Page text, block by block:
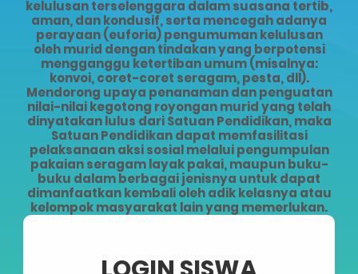
kelulusan terselenggara dalam suasana tertib,
aman, dan kondusif, serta mencegah adanya
perayaan (euforia) pengumuman kelulusan
oleh murid dengan tindakan yang berpotensi
mengganggu ketertiban umum (misalnya:
konvoi, coret-coret seragam, pesta, dll).
Mendorong upaya penanaman dan penguatan
nilai-nilai kegotong royongan murid yang telah
dinyatakan lulus dari Satuan Pendidikan, maka
Satuan Pendidikan dapat memfasilitasi
pelaksanaan aksi sosial melalui pengumpulan
pakaian seragam layak pakai, maupun buku-
buku dalam berbagai jenisnya untuk dapat
dimanfaatkan kembali oleh adik kelasnya atau
kelompok masyarakat lain yang memerlukan.